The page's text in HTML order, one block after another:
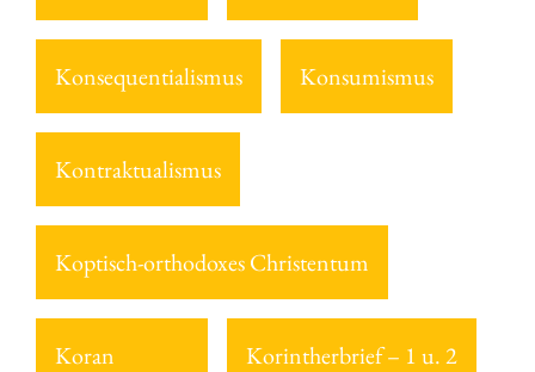
Konsequentialismus Konsumismus
Kontraktualismus
Koptisch-orthodoxes Christentum
Koran Korintherbrief – 1 u. 2